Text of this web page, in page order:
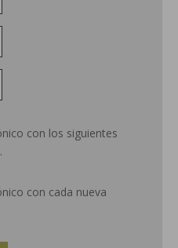
con los siguientes
con cada nueva